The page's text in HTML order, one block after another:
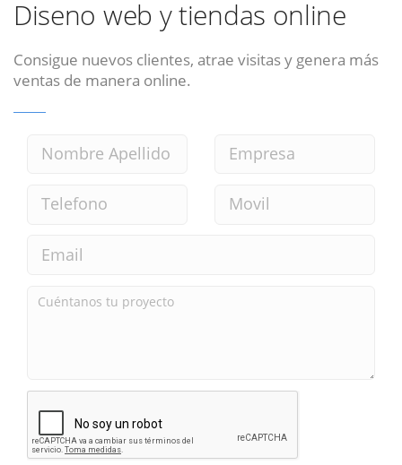
Diseno web y tiendas online
Consigue nuevos clientes, atrae visitas y genera más
ventas de manera online.